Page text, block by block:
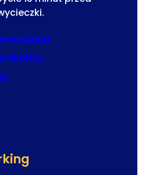
okolicy